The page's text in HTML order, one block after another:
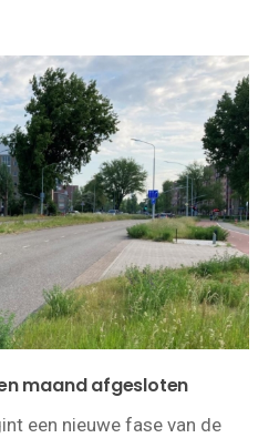
maand afgesloten
een nieuwe fase van de